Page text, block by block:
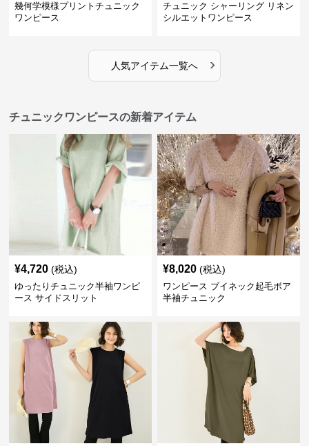
幾何学模様プリントチュニック
ワンピース
チュニック シャーリング リネン
シルエットワンピース
人気アイテム一覧へ ›
チュニックワンピースの新着アイテム
¥4,720 (税込)
ゆったりチュニック半袖ワンピ
ース サイドスリット
¥8,020 (税込)
ワンピース ブイネック起毛ボア
半袖チュニック